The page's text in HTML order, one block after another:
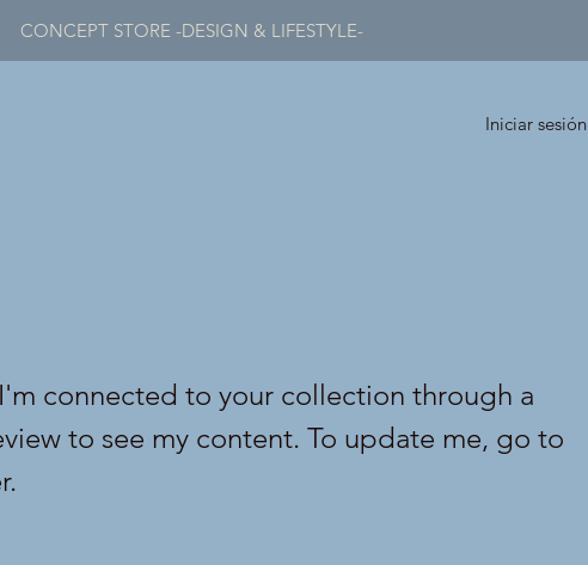
CONCEPT STORE -DESIGN & LIFESTYLE-
Iniciar sesión
connected to your collection through a
to see my content. To update me, go to